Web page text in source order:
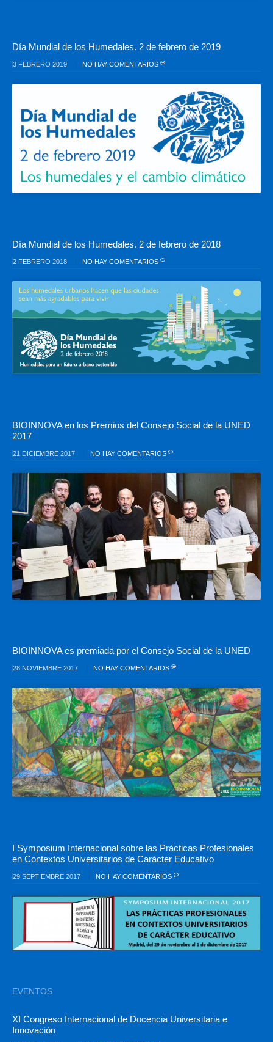
Día Mundial de los Humedales. 2 de febrero de 2019
3 FEBRERO 2019 NO HAY COMENTARIOS
Día Mundial de los Humedales. 2 de febrero de 2018
2 FEBRERO 2018 NO HAY COMENTARIOS
BIOINNOVA en los Premios del Consejo Social de la UNED
2017
21 DICIEMBRE 2017 NO HAY COMENTARIOS
BIOINNOVA es premiada por el Consejo Social de la UNED
28 NOVIEMBRE 2017 NO HAY COMENTARIOS
I Symposium Internacional sobre las Prácticas Profesionales
en Contextos Universitarios de Carácter Educativo
29 SEPTIEMBRE 2017 NO HAY COMENTARIOS
EVENTOS
XI Congreso Internacional de Docencia Universitaria e
Innovación